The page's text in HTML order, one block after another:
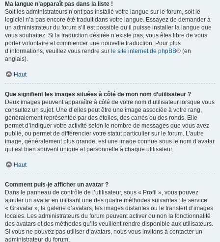
Ma langue n’apparaît pas dans la liste !
Soit les administrateurs n’ont pas installé votre langue sur le forum, soit le
logiciel n’a pas encore été traduit dans votre langue. Essayez de demander à
un administrateur du forum s’il est possible qu’il puisse installer la langue que
vous souhaitez. Si la traduction désirée n’existe pas, vous êtes libre de vous
porter volontaire et commencer une nouvelle traduction. Pour plus
d’informations, veuillez vous rendre sur le site internet de phpBB® (en
anglais).
Haut
Que signifient les images situées à côté de mon nom d’utilisateur ?
Deux images peuvent apparaître à côté de votre nom d’utilisateur lorsque vous
consultez un sujet. Une d’elles peut être une image associée à votre rang,
généralement représentée par des étoiles, des carrés ou des ronds. Elle
permet d’indiquer votre activité selon le nombre de messages que vous avez
publié, ou permet de différencier votre statut particulier sur le forum. L’autre
image, généralement plus grande, est une image connue sous le nom d’avatar
qui est bien souvent unique et personnelle à chaque utilisateur.
Haut
Comment puis-je afficher un avatar ?
Dans le panneau de contrôle de l’utilisateur, sous « Profil », vous pouvez
ajouter un avatar en utilisant une des quatre méthodes suivantes : le service
« Gravatar », la galerie d’avatars, les images distantes ou le transfert d’images
locales. Les administrateurs du forum peuvent activer ou non la fonctionnalité
des avatars et des méthodes qu’ils veuillent rendre disponible aux utilisateurs.
Si vous ne pouvez pas utiliser d’avatars, nous vous invitons à contacter un
administrateur du forum.